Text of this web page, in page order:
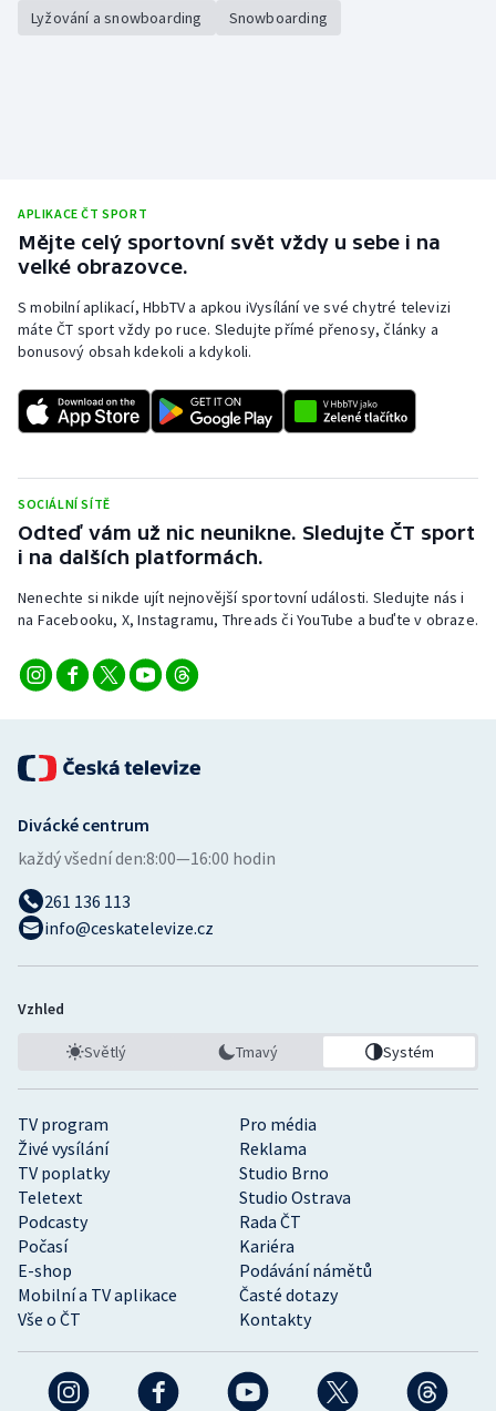
Lyžování a snowboarding Snowboarding
APLIKACE ČT SPORT
Mějte celý sportovní svět vždy u sebe i na
velké obrazovce.
S mobilní aplikací, HbbTV a apkou iVysílání ve své chytré televizi
máte ČT sport vždy po ruce. Sledujte přímé přenosy, články a
bonusový obsah kdekoli a kdykoli.
SOCIÁLNÍ SÍTĚ
Odteď vám už nic neunikne. Sledujte ČT sport
i na dalších platformách.
Nenechte si nikde ujít nejnovější sportovní události. Sledujte nás i
na Facebooku, X, Instagramu, Threads či YouTube a buďte v obraze.
TV program
Pro média
Živé vysílání
Reklama
TV poplatky
Studio Brno
Teletext
Studio Ostrava
Podcasty
Rada ČT
Počasí
Kariéra
E-shop
Podávání námětů
Mobilní a TV aplikace
Časté dotazy
Vše o ČT
Kontakty
Divácké centrum
každý všední den:8:00—16:00 hodin
261 136 113
info@ceskatelevize.cz
Vzhled
Světlý Tmavý Systém